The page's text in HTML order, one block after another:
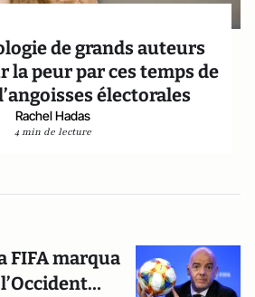
de grands auteurs
la peur par ces temps de
électorales
Rachel Hadas
4 min de lecture
FIFA marqua